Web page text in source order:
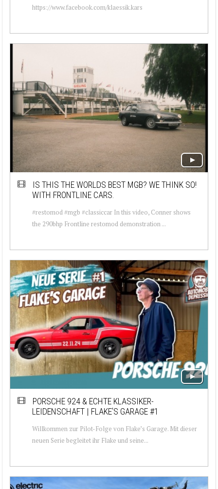
https://www.facebook.com/klaessik.kars
IS THIS THE WORLDS BEST MGB? WE THINK SO!
WITH FRONTLINE CARS.
#restomod #mgb #classiccar In this video, Conner shows
the 290bhp Frontline restomod demonstration ...
PORSCHE 924 & ECHTE KLASSIKER-
LEIDENSCHAFT | FLAKE’S GARAGE #1
Willkommen zur Pilot-Folge von Flake’s Garage. Mit dieser
neuen Serie begleitet ihr Flake und seine...